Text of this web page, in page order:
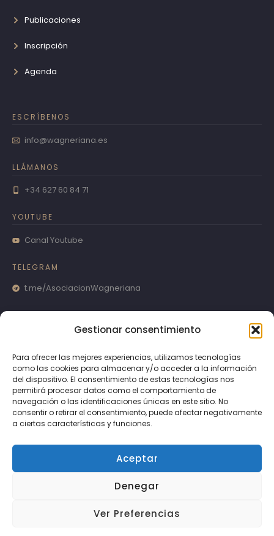
Gestionar consentimiento
Para ofrecer las mejores experiencias, utilizamos tecnologías
como las cookies para almacenar y/o acceder a la información
del dispositivo. El consentimiento de estas tecnologías nos
permitirá procesar datos como el comportamiento de
navegación o las identificaciones únicas en este sitio. No
consentir o retirar el consentimiento, puede afectar negativamente
a ciertas características y funciones.
Aceptar
Denegar
Ver Preferencias
Publicaciones
Inscripción
Agenda
ESCRÍBENOS
info@wagneriana.es
LLÁMANOS
+34 627 60 84 71
YOUTUBE
Canal Youtube
TELEGRAM
t.me/AsociacionWagneriana
Aviso legal
Protección de datos